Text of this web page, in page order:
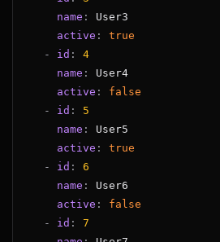
name :
active :
true
-
id :
4
name :
User4
active :
false
-
id :
5
name :
active :
true
-
id :
6
name :
active :
false
-
id :
7